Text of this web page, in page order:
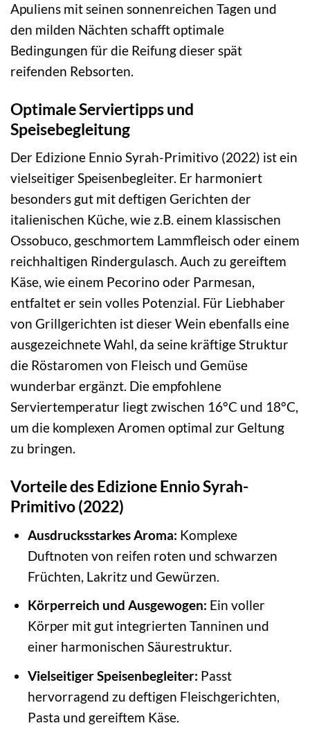
Apuliens mit seinen sonnenreichen Tagen und
den milden Nächten schafft optimale
Bedingungen für die Reifung dieser spät
reifenden Rebsorten.
Optimale Serviertipps und
Speisebegleitung
Der Edizione Ennio Syrah-Primitivo (2022) ist ein
vielseitiger Speisenbegleiter. Er harmoniert
besonders gut mit deftigen Gerichten der
italienischen Küche, wie z.B. einem klassischen
Ossobuco, geschmortem Lammfleisch oder einem
reichhaltigen Rindergulasch. Auch zu gereiftem
Käse, wie einem Pecorino oder Parmesan,
entfaltet er sein volles Potenzial. Für Liebhaber
von Grillgerichten ist dieser Wein ebenfalls eine
ausgezeichnete Wahl, da seine kräftige Struktur
die Röstaromen von Fleisch und Gemüse
wunderbar ergänzt. Die empfohlene
Serviertemperatur liegt zwischen 16°C und 18°C,
um die komplexen Aromen optimal zur Geltung
zu bringen.
Vorteile des Edizione Ennio Syrah-
Primitivo (2022)
Ausdrucksstarkes Aroma: Komplexe
Duftnoten von reifen roten und schwarzen
Früchten, Lakritz und Gewürzen.
Körperreich und Ausgewogen: Ein voller
Körper mit gut integrierten Tanninen und
einer harmonischen Säurestruktur.
Vielseitiger Speisenbegleiter: Passt
hervorragend zu deftigen Fleischgerichten,
Pasta und gereiftem Käse.